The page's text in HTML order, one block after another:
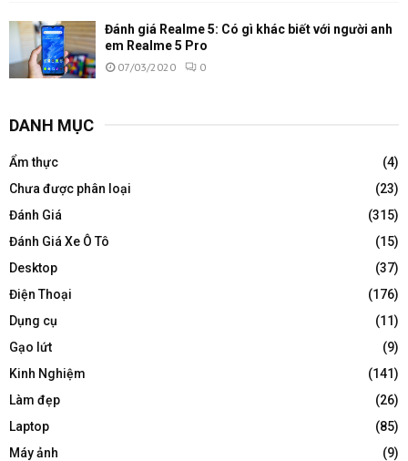
Đánh giá Realme 5: Có gì khác biết với người anh
em Realme 5 Pro
07/03/2020 0
DANH MỤC
Ẩm thực
(4)
Chưa được phân loại
(23)
Đánh Giá
(315)
Đánh Giá Xe Ô Tô
(15)
Desktop
(37)
Điện Thoại
(176)
Dụng cụ
(11)
Gạo lứt
(9)
Kinh Nghiệm
(141)
Làm đẹp
(26)
Laptop
(85)
Máy ảnh
(9)